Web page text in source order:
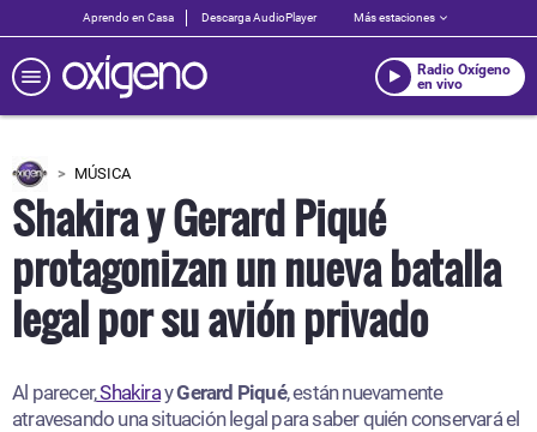
Aprendo en Casa Descarga AudioPlayer Más estaciones
Radio Oxígeno
en vivo
MÚSICA
Shakira y Gerard Piqué
protagonizan un nueva batalla
legal por su avión privado
Al parecer,ShakirayGerard Piqué, están nuevamente
atravesando una situación legal para saber quién conservará el